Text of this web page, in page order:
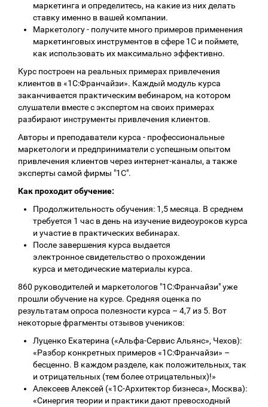
маркетинга и определитесь, на какие из них делать
ставку именно в вашей компании.
Маркетологу - получите много примеров применения
маркетинговых инструментов в сфере 1С и поймете,
как использовать их максимально эффективно.
Курс построен на реальных примерах привлечения
клиентов в «1С:Франчайзи». Каждый модуль курса
заканчивается практическим вебинаром, на котором
слушатели вместе с экспертом на своих примерах
разбирают инструменты привлечения клиентов.
Авторы и преподаватели курса - профессиональные
маркетологи и предприниматели с успешным опытом
привлечения клиентов через интернет-каналы, а также
эксперты самой фирмы "1С".
Как проходит обучение:
Продолжительность обучения: 1,5 месяца. В среднем
требуется 1 час в день на изучение видеоуроков курса
и участие в практических вебинарах.
После завершения курса выдается
электронное свидетельство о прохождении
курса и методические материалы курса.
860 руководителей и маркетологов "1С:Франчайзи" уже
прошли обучение на курсе. Средняя оценка по
результатам опроса полезности курса – 4,7 из 5. Вот
некоторые фрагменты отзывов учеников:
Луценко Екатерина («Альфа-Сервис Альянс», Чехов):
«Разбор конкретных примеров «1С:Франчайзи» –
бесценно. В каждом разделе, как положительных, так
и отрицательных (тем более отрицательных)!»
Алексеев Алексей («1С-Архитектор бизнеса», Москва):
«Синергия теории и практики дают превосходный